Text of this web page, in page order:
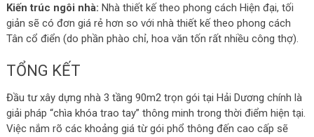
Kiến trúc ngôi nhà: Nhà thiết kế theo phong cách Hiện đại, tối
giản sẽ có đơn giá rẻ hơn so với nhà thiết kế theo phong cách
Tân cổ điển (do phần phào chỉ, hoa văn tốn rất nhiều công thợ).
TỔNG KẾT
Đầu tư xây dựng nhà 3 tầng 90m2 trọn gói tại Hải Dương chính là
giải pháp “chìa khóa trao tay” thông minh trong thời điểm hiện tại.
Việc nắm rõ các khoảng giá từ gói phổ thông đến cao cấp sẽ